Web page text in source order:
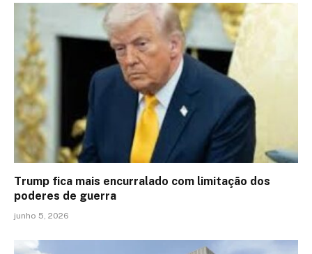
Trump fica mais encurralado com limitação dos
poderes de guerra
junho 5, 2026